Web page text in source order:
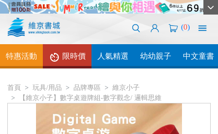
(0)
特惠活動 限時價 人氣精選 幼幼親子 中文童書
首頁 玩具/用品 品牌專區
維京小子
【維京小子】數字桌遊牌組-數字觀念/ 邏輯思維